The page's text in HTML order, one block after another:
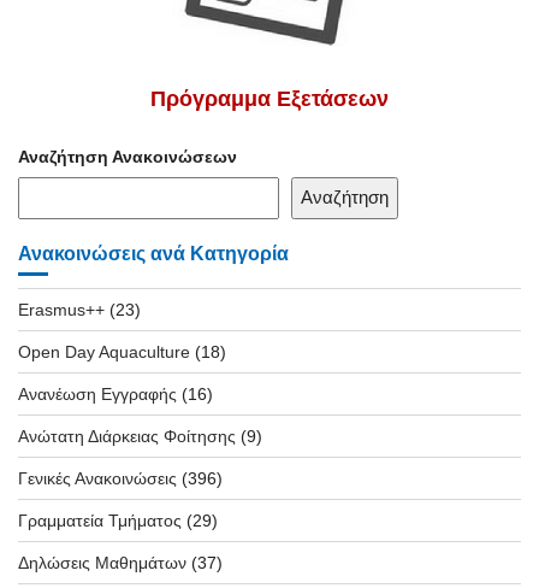
Πρόγραμμα Εξετάσεων
Αναζήτηση Ανακοινώσεων
Αναζήτηση
Ανακοινώσεις ανά Κατηγορία
Erasmus++ (23)
Open Day Aquaculture (18)
Ανανέωση Εγγραφής (16)
Ανώτατη Διάρκειας Φοίτησης (9)
Γενικές Ανακοινώσεις (396)
Γραμματεία Τμήματος (29)
Δηλώσεις Μαθημάτων (37)